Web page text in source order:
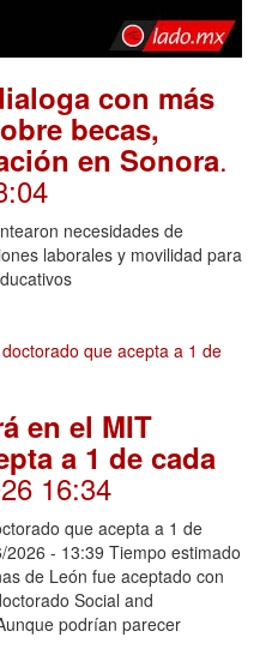
con más
becas,
en Sonora.
necesidades de
laborales y movilidad para
en el MIT
a 1 de cada
16:34
que acepta a 1 de
- 13:39 Tiempo estimado
de León fue aceptado con
Social and
podrían parecer